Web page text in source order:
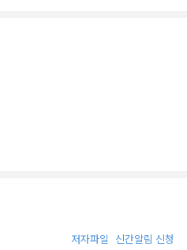
저자파일 신간알림 신청